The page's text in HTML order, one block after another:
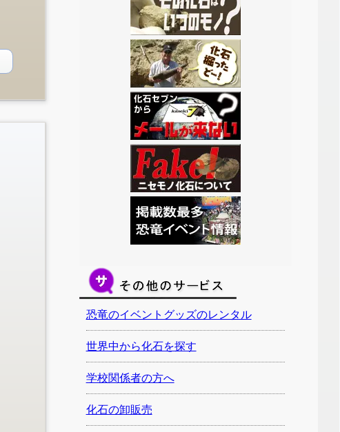
恐竜のイベントグッズのレンタル
世界中から化石を探す
学校関係者の方へ
化石の卸販売